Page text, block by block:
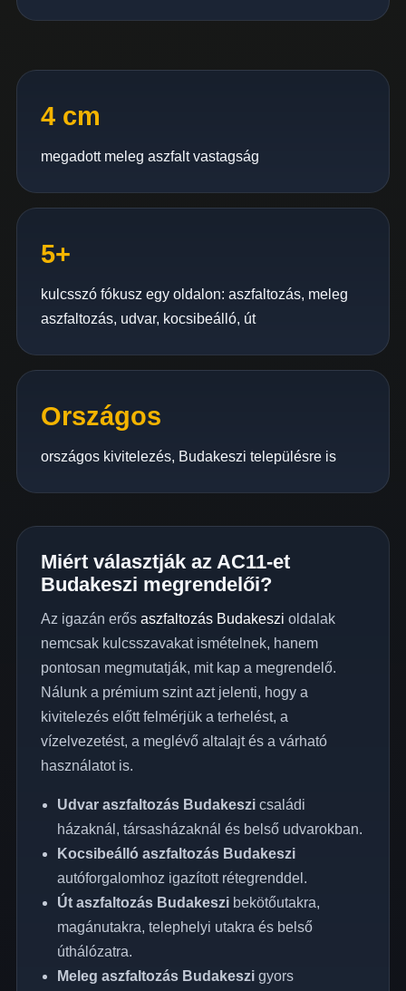
4 cm
megadott meleg aszfalt vastagság
5+
kulcsszó fókusz egy oldalon: aszfaltozás, meleg
aszfaltozás, udvar, kocsibeálló, út
Országos
országos kivitelezés, Budakeszi településre is
Miért választják az AC11-et
Budakeszi megrendelői?
Az igazán erős aszfaltozás Budakeszi oldalak
nemcsak kulcsszavakat ismételnek, hanem
pontosan megmutatják, mit kap a megrendelő.
Nálunk a prémium szint azt jelenti, hogy a
kivitelezés előtt felmérjük a terhelést, a
vízelvezetést, a meglévő altalajt és a várható
használatot is.
Udvar aszfaltozás Budakeszicsaládi
házaknál, társasházaknál és belső udvarokban.
Kocsibeálló aszfaltozás Budakeszi
autóforgalomhoz igazított rétegrenddel.
Út aszfaltozás Budakeszibekötőutakra,
magánutakra, telephelyi utakra és belső
úthálózatra.
Meleg aszfaltozás Budakeszigyors